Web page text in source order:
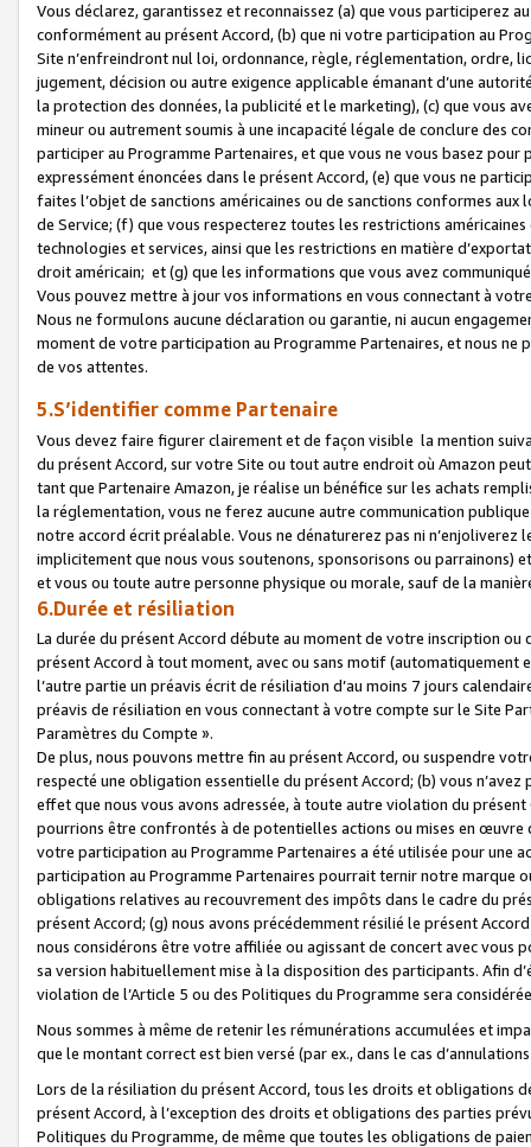
Vous déclarez, garantissez et reconnaissez (a) que vous participerez
conformément au présent Accord, (b) que ni votre participation au
Site n’enfreindront nul loi, ordonnance, règle, réglementation, ordre,
jugement, décision ou autre exigence applicable émanant d’une
la protection des données, la publicité et le marketing), (c) que vous
mineur ou autrement soumis à une incapacité légale de conclure des
participer au Programme Partenaires, et que vous ne vous basez
expressément énoncées dans le présent Accord, (e) que vous ne
faites l’objet de sanctions américaines ou de sanctions conformes
de Service; (f) que vous respecterez toutes les restrictions
technologies et services, ainsi que les restrictions en matière
droit américain; et (g) que les informations que vous avez
Vous pouvez mettre à jour vos informations en vous connectant à
Nous ne formulons aucune déclaration ou garantie, ni aucun
moment de votre participation au Programme Partenaires, et nous
de vos attentes.
5.S’identifier comme Partenaire
Vous devez faire figurer clairement et de façon visible la mention
du présent Accord, sur votre Site ou tout autre endroit où Amazon
tant que Partenaire Amazon, je réalise un bénéfice sur les achats
la réglementation, vous ne ferez aucune autre communication
notre accord écrit préalable. Vous ne dénaturerez pas ni
implicitement que nous vous soutenons, sponsorisons ou parrainons)
et vous ou toute autre personne physique ou morale, sauf de la
6.Durée et résiliation
La durée du présent Accord débute au moment de votre inscription
présent Accord à tout moment, avec ou sans motif (automatiquement
l’autre partie un préavis écrit de résiliation d’au moins 7 jours
préavis de résiliation en vous connectant à votre compte sur le Site
Paramètres du Compte ».
De plus, nous pouvons mettre fin au présent Accord, ou suspendre
respecté une obligation essentielle du présent Accord; (b) vous
effet que nous vous avons adressée, à toute autre violation du
pourrions être confrontés à de potentielles actions ou mises en
votre participation au Programme Partenaires a été utilisée pour une
participation au Programme Partenaires pourrait ternir notre marque
obligations relatives au recouvrement des impôts dans le cadre du
présent Accord; (g) nous avons précédemment résilié le présent
nous considérons être votre affiliée ou agissant de concert avec vous
sa version habituellement mise à la disposition des participants. Afin
violation de l’Article 5 ou des Politiques du Programme sera
Nous sommes à même de retenir les rémunérations accumulées et
que le montant correct est bien versé (par ex., dans le cas
Lors de la résiliation du présent Accord, tous les droits et obligations
présent Accord, à l’exception des droits et obligations des parties
Politiques du Programme, de même que toutes les obligations de